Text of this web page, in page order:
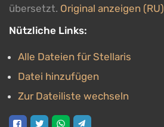
übersetzt. Original anzeigen (RU)
Nützliche Links:
Alle Dateien für Stellaris
Datei hinzufügen
Zur Dateiliste wechseln